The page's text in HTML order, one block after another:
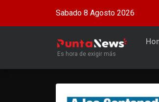
Sabado 8 Agosto 2026
Es hora de exigir más